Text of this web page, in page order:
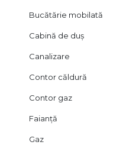
Bucătărie mobilată
Cabină de duș
Canalizare
Contor căldură
Contor gaz
Faianță
Gaz